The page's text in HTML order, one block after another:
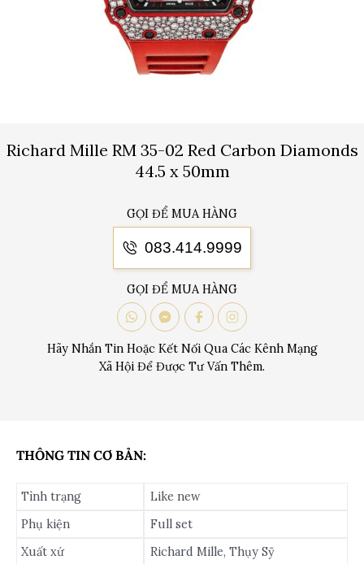
Richard Mille RM 35-02 Red Carbon Diamonds
44.5 x 50mm
GỌI ĐỂ MUA HÀNG
083.414.9999
GỌI ĐỂ MUA HÀNG
Hãy Nhắn Tin Hoặc Kết Nối Qua Các Kênh Mạng
Xã Hội Để Được Tư Vấn Thêm.
THÔNG TIN CƠ BẢN:
Tình trạng
Like new
Phụ kiện
Full set
Xuất xứ
Richard Mille, Thụy Sỹ